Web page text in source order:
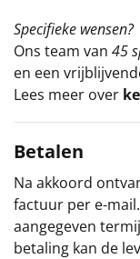
Specifieke wensen?
Ons team van 45
en een
Lees meer over
Betalen
Na akkoord
factuur per e-
aangegeven
betaling kan de